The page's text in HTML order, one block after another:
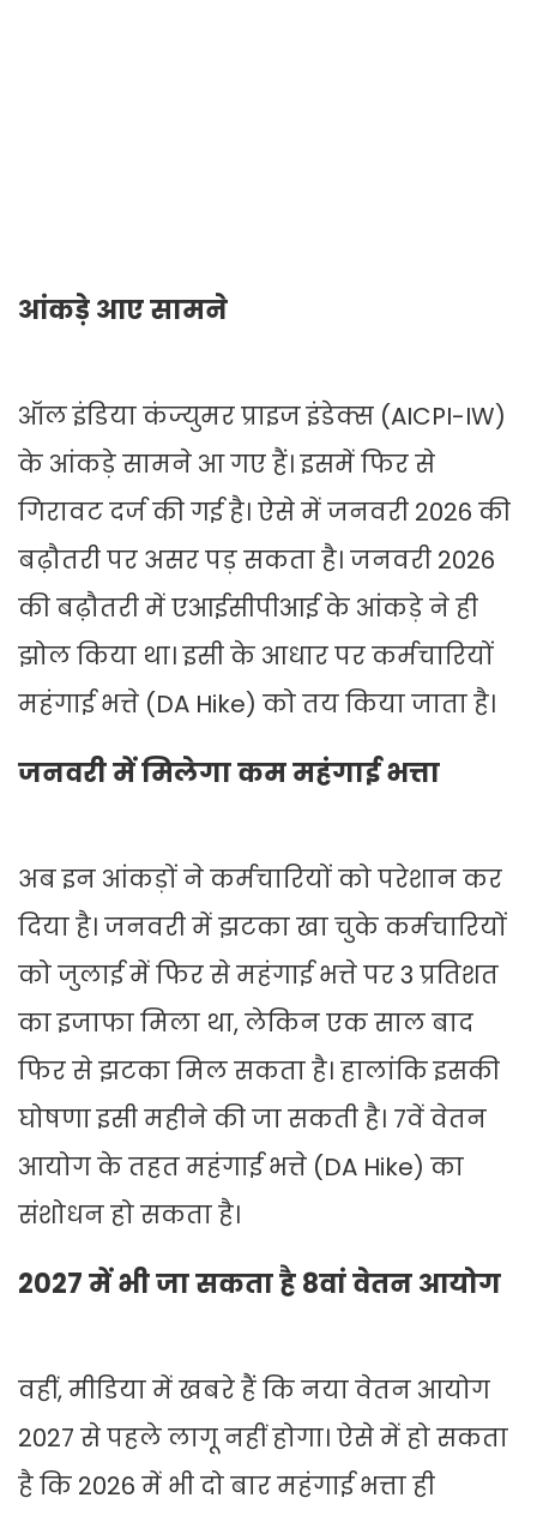
आंकड़े आए सामने
ऑल इंडिया कंज्युमर प्राइज इंडेक्स (AICPI-IW)
के आंकड़े सामने आ गए हैं। इसमें फिर से
गिरावट दर्ज की गई है। ऐसे में जनवरी 2026 की
बढ़ौतरी पर असर पड़ सकता है। जनवरी 2026
की बढ़ौतरी में एआईसीपीआई के आंकड़े ने ही
झोल किया था। इसी के आधार पर कर्मचारियों
महंगाई भत्ते (DA Hike) को तय किया जाता है।
जनवरी में मिलेगा कम महंगाई भत्ता
अब इन आंकड़ों ने कर्मचारियों को परेशान कर
दिया है। जनवरी में झटका खा चुके कर्मचारियों
को जुलाई में फिर से महंगाई भत्ते पर 3 प्रतिशत
का इजाफा मिला था, लेकिन एक साल बाद
फिर से झटका मिल सकता है। हालांकि इसकी
घोषणा इसी महीने की जा सकती है। 7वें वेतन
आयोग के तहत महंगाई भत्ते (DA Hike) का
संशोधन हो सकता है।
2027 में भी जा सकता है 8वां वेतन आयोग
वहीं, मीडिया में खबरे हैं कि नया वेतन आयोग
2027 से पहले लागू नहीं होगा। ऐसे में हो सकता
है कि 2026 में भी दो बार महंगाई भत्ता ही